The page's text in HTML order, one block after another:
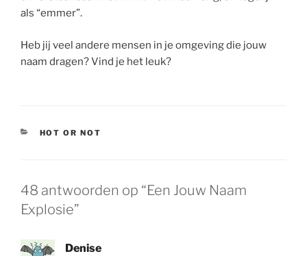
als “emmer”.
Heb jij veel andere mensen in je omgeving die jouw
naam dragen? Vind je het leuk?
CATEGORIEËN
HOT OR NOT
48 antwoorden op “Een Jouw Naam
Explosie”
Denise